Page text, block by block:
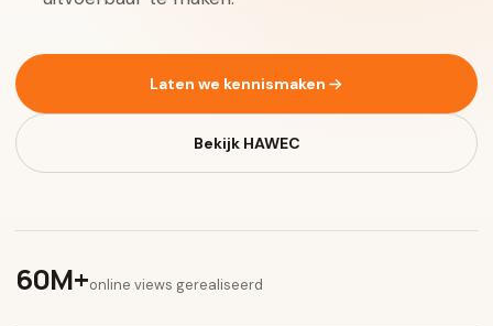
Laten we kennismaken
Bekijk HAWEC
60M+online views gerealiseerd